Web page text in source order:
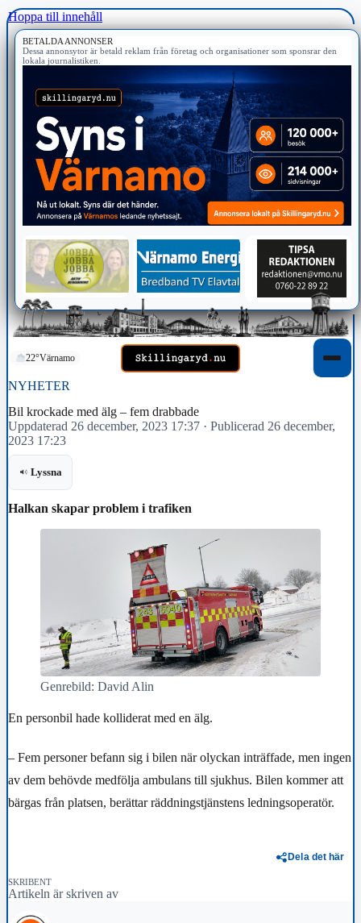
Hoppa till innehåll
BETALDA ANNONSER
Dessa annonsytor är betald reklam från företag och organisationer som sponsrar den
lokala journalistiken.
22°Värnamo
NYHETER
Bil krockade med älg – fem drabbade
Uppdaterad 26 december, 2023 17:37 · Publicerad 26 december,
2023 17:23
Lyssna
Halkan skapar problem i trafiken
Genrebild: David Alin
En personbil hade kolliderat med en älg.
– Fem personer befann sig i bilen när olyckan inträffade, men ingen
av dem behövde medfölja ambulans till sjukhus. Bilen kommer att
bärgas från platsen, berättar räddningstjänstens ledningsoperatör.
Dela det här
SKRIBENT
Artikeln är skriven av